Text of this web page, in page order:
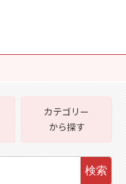
カテゴリー
から探す
検索